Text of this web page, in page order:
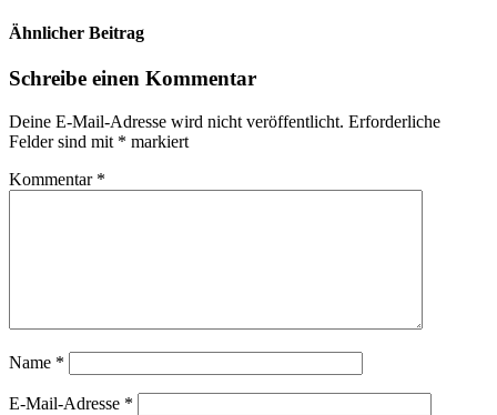
Ähnlicher Beitrag
Schreibe einen Kommentar
Deine E-Mail-Adresse wird nicht veröffentlicht. Erforderliche
Felder sind mit * markiert
Kommentar *
Name *
E-Mail-Adresse *